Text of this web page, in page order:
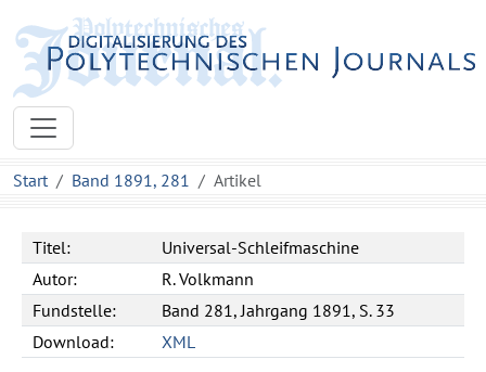
Start Band 1891, 281 Artikel
Titel:
Universal-Schleifmaschine
Autor:
R. Volkmann
Fundstelle:
Band 281, Jahrgang 1891, S. 33
Download:
XML